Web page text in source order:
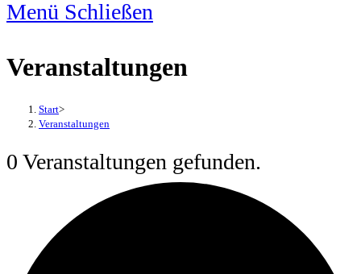
Menü Schließen
Veranstaltungen
Start>
Veranstaltungen
0 Veranstaltungen gefunden.